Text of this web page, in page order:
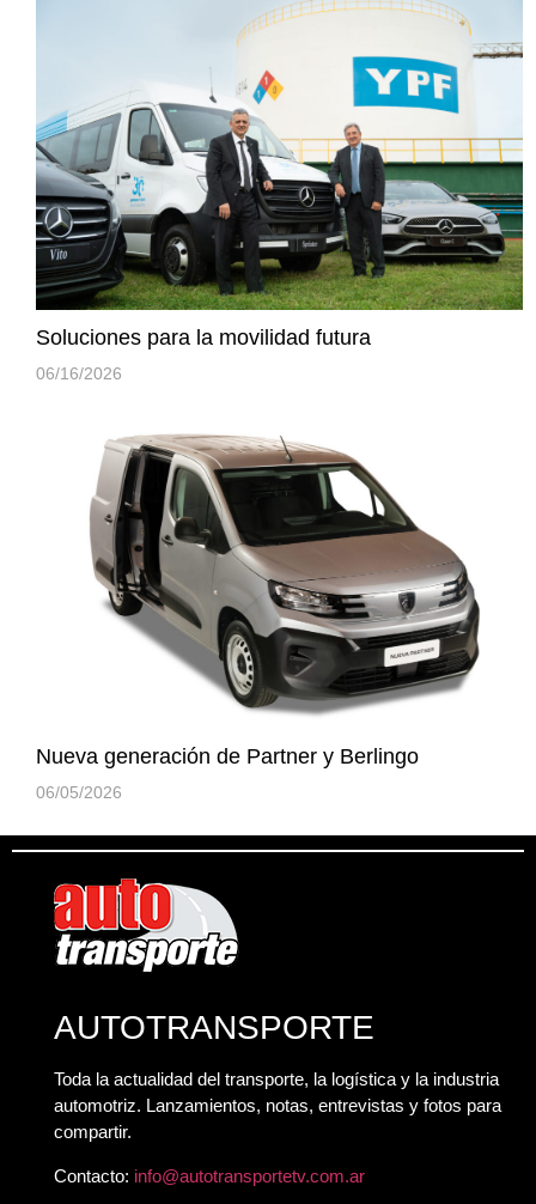
Soluciones para la movilidad futura
06/16/2026
Nueva generación de Partner y Berlingo
06/05/2026
AUTOTRANSPORTE
Toda la actualidad del transporte, la logística y la industria
automotriz. Lanzamientos, notas, entrevistas y fotos para
compartir.
Contacto: info@autotransportetv.com.ar